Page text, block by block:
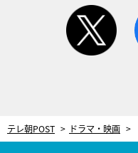
テレ朝POST ドラマ・映画